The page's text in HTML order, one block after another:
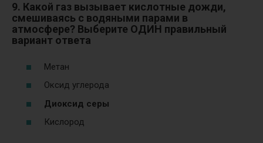
9. Какой газ вызывает кислотные дожди,
смешиваясь с водяными парами в
атмосфере? Выберите ОДИН правильный
вариант ответа
Метан
Оксид углерода
Диоксид серы
Кислород